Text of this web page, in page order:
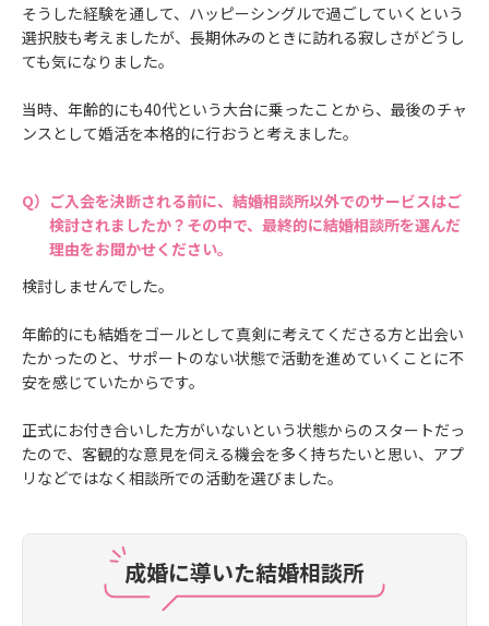
そうした経験を通して、ハッピーシングルで過ごしていくという
選択肢も考えましたが、長期休みのときに訪れる寂しさがどうし
ても気になりました。
当時、年齢的にも40代という大台に乗ったことから、最後のチャ
ンスとして婚活を本格的に行おうと考えました。
ご入会を決断される前に、結婚相談所以外でのサービスはご
検討されましたか？その中で、最終的に結婚相談所を選んだ
理由をお聞かせください。
検討しませんでした。
年齢的にも結婚をゴールとして真剣に考えてくださる方と出会い
たかったのと、サポートのない状態で活動を進めていくことに不
安を感じていたからです。
正式にお付き合いした方がいないという状態からのスタートだっ
たので、客観的な意見を伺える機会を多く持ちたいと思い、アプ
リなどではなく相談所での活動を選びました。
成婚に導いた結婚相談所